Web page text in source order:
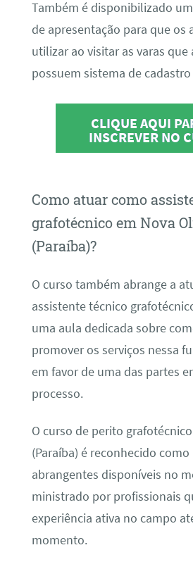
Também é disponibilizado
de apresentação para que os
utilizar ao visitar as varas que
possuem sistema de
CLIQUE AQUI
INSCREVER NO
Como atuar como
grafotécnico em Nova
(Paraíba)?
O curso também abrange a
assistente técnico
uma aula dedicada sobre
promover os serviços nessa
em favor de uma das partes
processo.
O curso de perito
(Paraíba) é reconhecido
abrangentes disponíveis no
ministrado por profissionais
experiência ativa no campo
momento.